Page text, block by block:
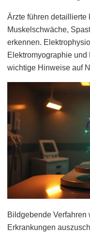
Ärzte führen detaillierte
Muskelschwäche,
erkennen.
Elektromyographie
wichtige Hinweise auf
Bildgebende
Erkrankungen